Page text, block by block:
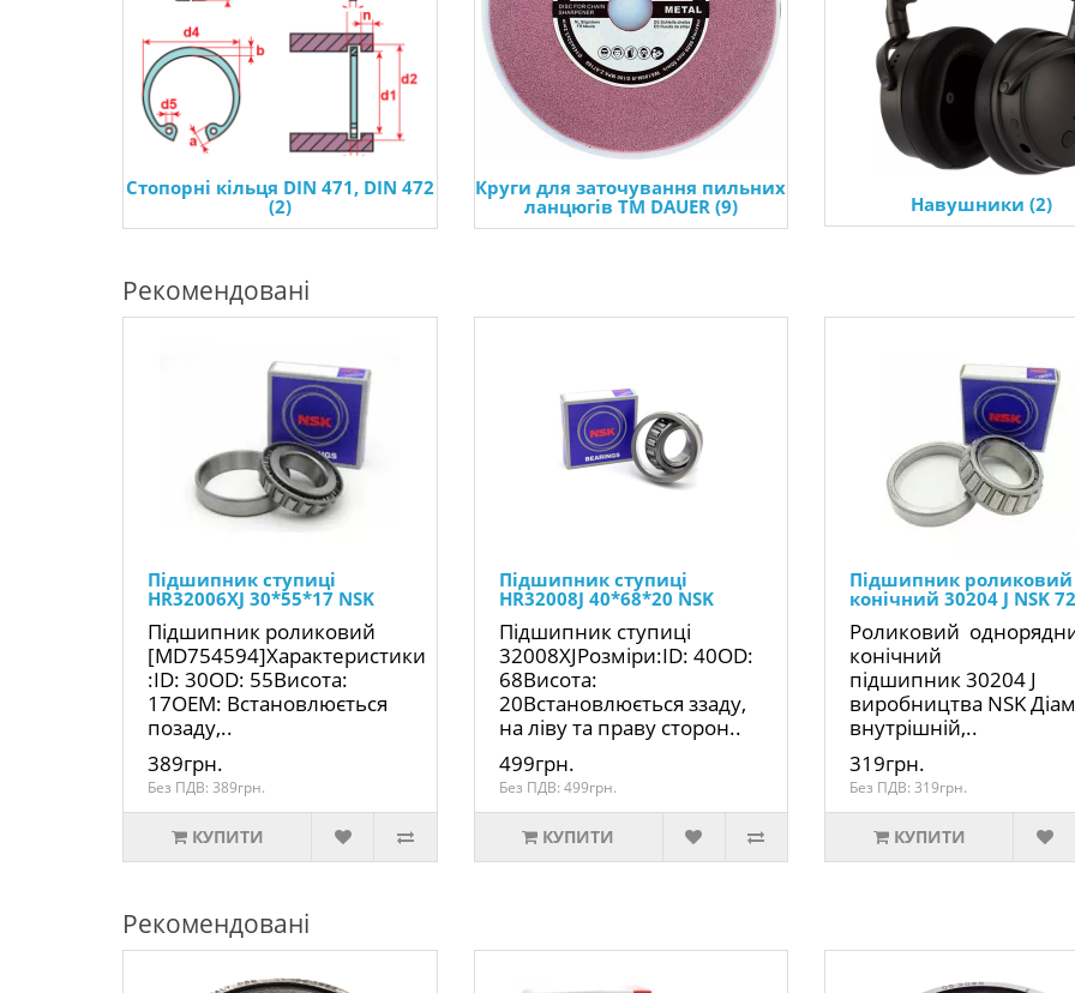
Стопорні кільця DIN 471, DIN 472
(2)
Круги для заточування пильних
ланцюгів ТМ DAUER (9)
Навушники (2)
Рекомендовані
Підшипник ступиці
HR32006XJ 30*55*17 NSK
Підшипник роликовий
[MD754594]Характеристики
:ID: 30OD: 55Висота:
17OEM: Встановлюється
позаду,..
389грн.
Без ПДВ: 389грн.
КУПИТИ
Підшипник ступиці
HR32008J 40*68*20 NSK
Підшипник ступиці
32008XJРозміри:ID: 40OD:
68Висота:
20Встановлюється ззаду,
на ліву та праву сторон..
499грн.
Без ПДВ: 499грн.
КУПИТИ
Підшипник роликовий
конічний 30204 J NSK
Роликовий
конічний
підшипник 30204 J
виробництва NSK
внутрішній,..
319грн.
Без ПДВ: 319грн.
КУПИТИ
Рекомендовані